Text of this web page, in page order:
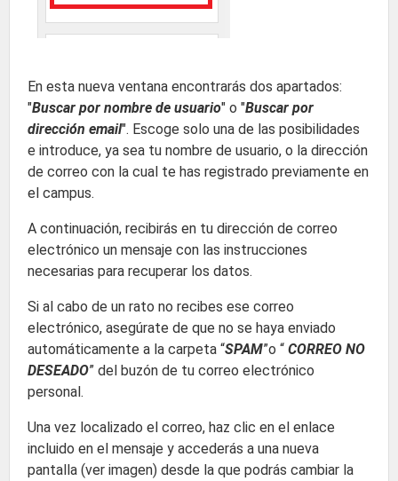
En esta nueva ventana encontrarás dos apartados:
"Buscar por nombre de usuario" o "Buscar por
dirección email". Escoge solo una de las posibilidades
e introduce, ya sea tu nombre de usuario, o la dirección
de correo con la cual te has registrado previamente en
el campus.
A continuación, recibirás en tu dirección de correo
electrónico un mensaje con las instrucciones
necesarias para recuperar los datos.
Si al cabo de un rato no recibes ese correo
electrónico, asegúrate de que no se haya enviado
automáticamente a la carpeta “SPAM”o “ CORREO NO
DESEADO” del buzón de tu correo electrónico
personal.
Una vez localizado el correo, haz clic en el enlace
incluido en el mensaje y accederás a una nueva
pantalla (ver imagen) desde la que podrás cambiar la